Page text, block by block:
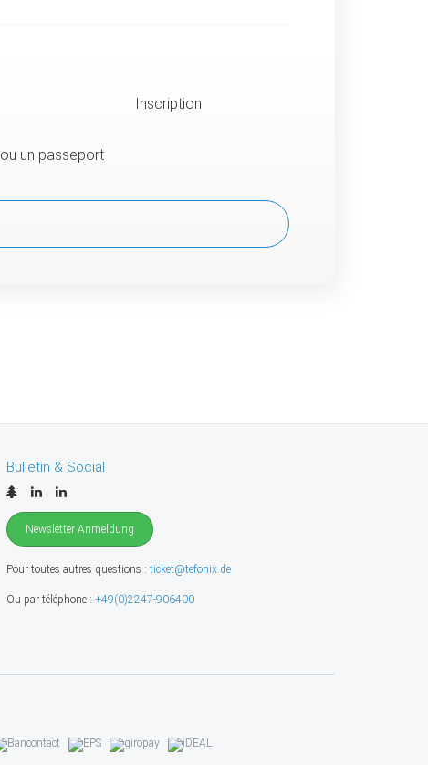
Inscription
un passeport
Bulletin & Social
Newsletter Anmeldung
Pour toutes autres questions : ticket@tefonix.de
Ou par téléphone : +49(0)2247-906400